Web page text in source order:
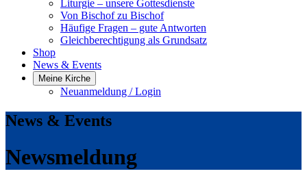
Liturgie – unsere Gottesdienste
Von Bischof zu Bischof
Häufige Fragen – gute Antworten
Gleichberechtigung als Grundsatz
Shop
News & Events
Meine Kirche
Neuanmeldung / Login
News & Events
Newsmeldung